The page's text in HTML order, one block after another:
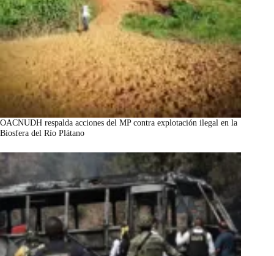
OACNUDH respalda acciones del MP contra explotación ilegal en la
Biosfera del Río Plátano